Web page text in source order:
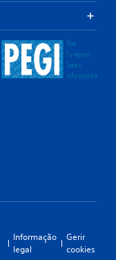
Informação
legal
Gerir
cookies